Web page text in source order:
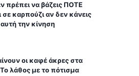
πρέπει να βάζεις ΠΟΤΕ
σε καρπούζι αν δεν κάνεις
την κίνηση
οι καφέ άκρες στα
λάθος με το πότισμα